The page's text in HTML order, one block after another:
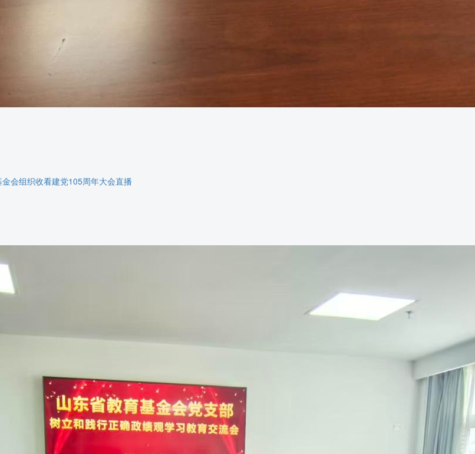
会组织收看建党105周年大会直播